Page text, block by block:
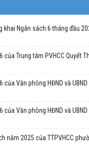
khai Ngân sách 6 tháng đầu
Trung tâm PVHCC Quyết
Văn phòng HĐND và
Văn phòng HĐND và
năm 2025 của TTPVHCC